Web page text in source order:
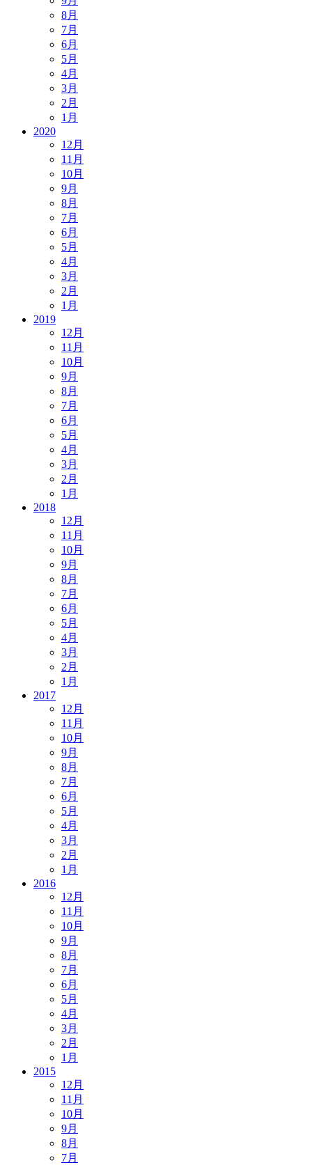
8月
7月
6月
5月
4月
3月
2月
1月
2020
12月
11月
10月
9月
8月
7月
6月
5月
4月
3月
2月
1月
2019
12月
11月
10月
9月
8月
7月
6月
5月
4月
3月
2月
1月
2018
12月
11月
10月
9月
8月
7月
6月
5月
4月
3月
2月
1月
2017
12月
11月
10月
9月
8月
7月
6月
5月
4月
3月
2月
1月
2016
12月
11月
10月
9月
8月
7月
6月
5月
4月
3月
2月
1月
2015
12月
11月
10月
9月
8月
7月